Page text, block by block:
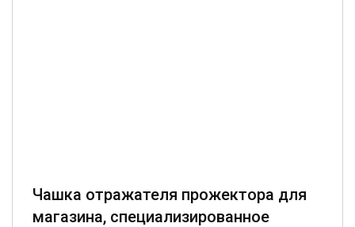
Чашка отражателя прожектора для
магазина, специализированное